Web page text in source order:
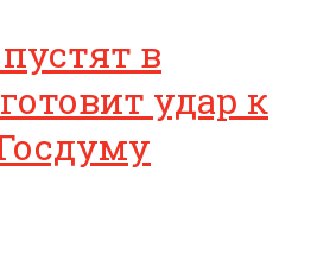
в
удар к